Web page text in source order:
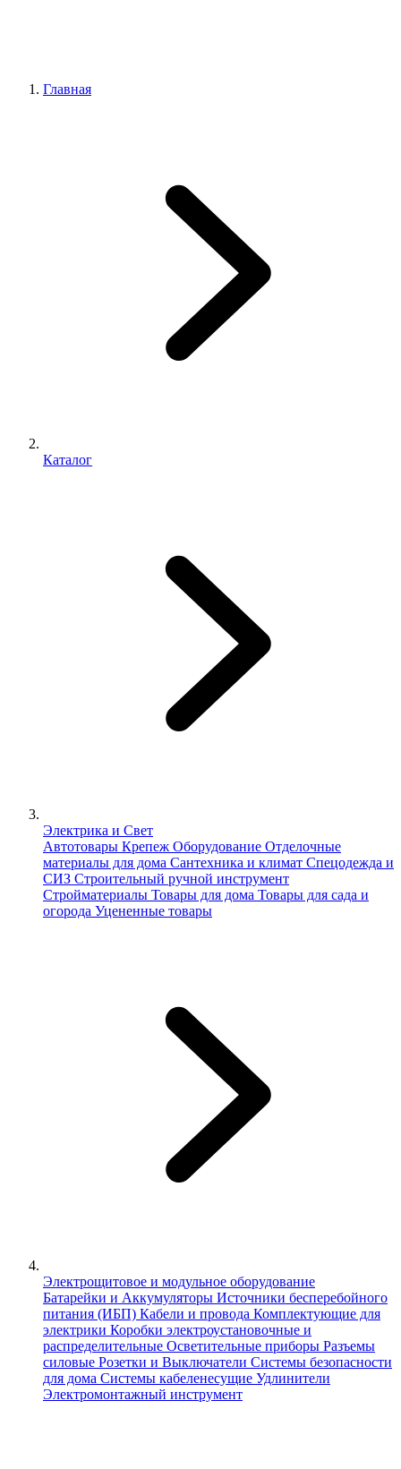
Главная
Каталог
Электрика и Свет
Автотовары Крепеж Оборудование Отделочные
материалы для дома Сантехника и климат Спецодежда и
СИЗ Строительный ручной инструмент
Стройматериалы Товары для дома Товары для сада и
огорода Уцененные товары
Электрощитовое и модульное оборудование
Батарейки и Аккумуляторы Источники бесперебойного
питания (ИБП) Кабели и провода Комплектующие для
электрики Коробки электроустановочные и
распределительные Осветительные приборы Разъемы
силовые Розетки и Выключатели Системы безопасности
для дома Системы кабеленесущие Удлинители
Электромонтажный инструмент